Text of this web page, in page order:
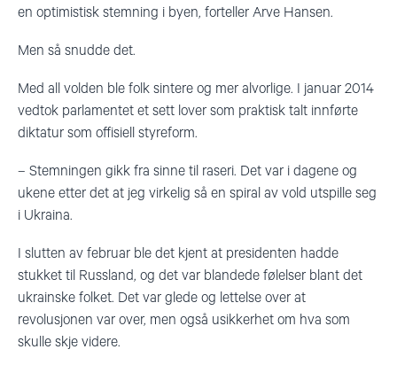
en optimistisk stemning i byen, forteller Arve Hansen.
Men så snudde det.
Med all volden ble folk sintere og mer alvorlige. I januar 2014
vedtok parlamentet et sett lover som praktisk talt innførte
diktatur som offisiell styreform.
– Stemningen gikk fra sinne til raseri. Det var i dagene og
ukene etter det at jeg virkelig så en spiral av vold utspille seg
i Ukraina.
I slutten av februar ble det kjent at presidenten hadde
stukket til Russland, og det var blandede følelser blant det
ukrainske folket. Det var glede og lettelse over at
revolusjonen var over, men også usikkerhet om hva som
skulle skje videre.